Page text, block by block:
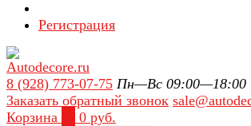
Регистрация
8 (928) 773-07-75 Пн—Вс 09:00—18:00
Заказать обратный звонок
Корзина
0 руб.